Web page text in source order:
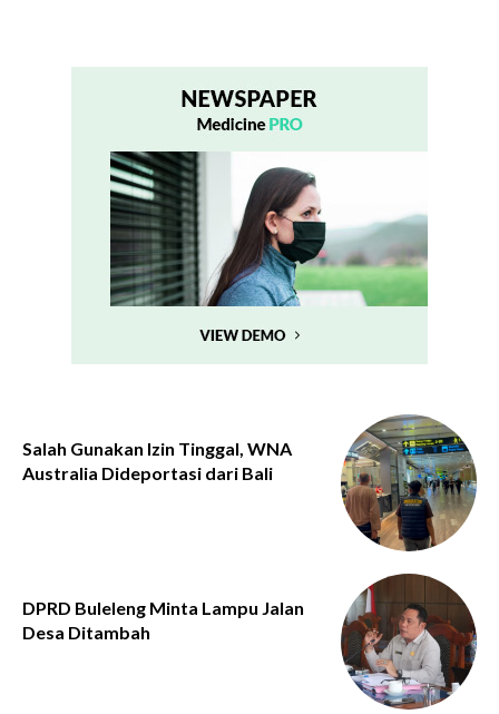
Salah Gunakan Izin Tinggal, WNA
Australia Dideportasi dari Bali
DPRD Buleleng Minta Lampu Jalan
Desa Ditambah